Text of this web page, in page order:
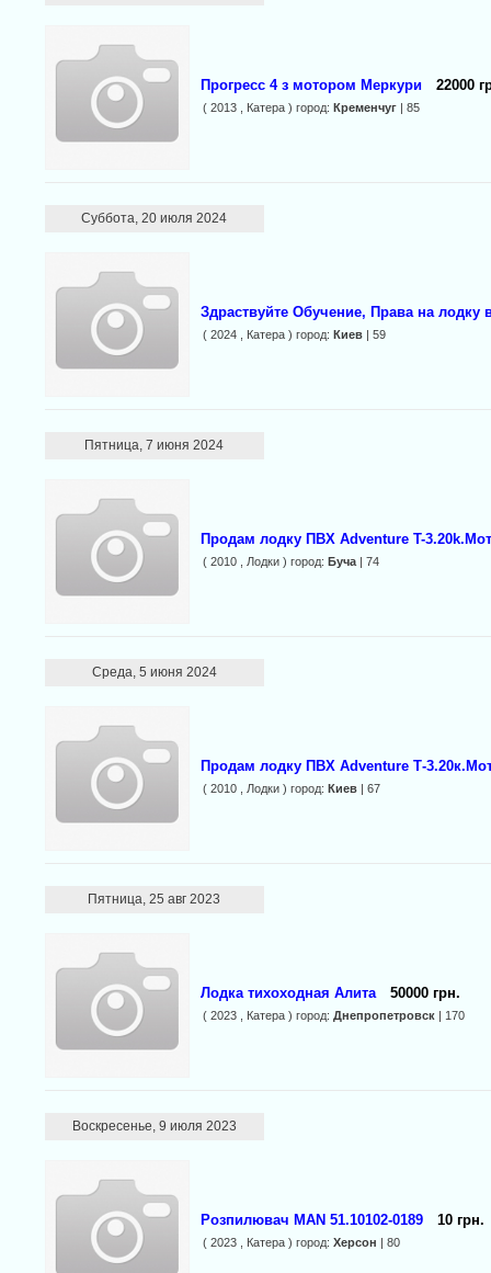
Прогресс 4 з мотором Меркури 22000
( 2013 , Катера ) город: Кременчуг| 85
Суббота, 20 июля 2024
Здраствуйте Обучение, Права на лодку
( 2024 , Катера ) город: Киев| 59
Пятница, 7 июня 2024
Продам лодку ПВХ Adventure T-
( 2010 , Лодки ) город: Буча| 74
Среда, 5 июня 2024
Продам лодку ПВХ Adventure Т-
( 2010 , Лодки ) город: Киев| 67
Пятница, 25 авг 2023
Лодка тихоходная Алита 50000 грн.
( 2023 , Катера ) город: Днепропетровск| 170
Воскресенье, 9 июля 2023
Розпилювач MAN 51.10102-0189 10 грн.
( 2023 , Катера ) город: Херсон | 80